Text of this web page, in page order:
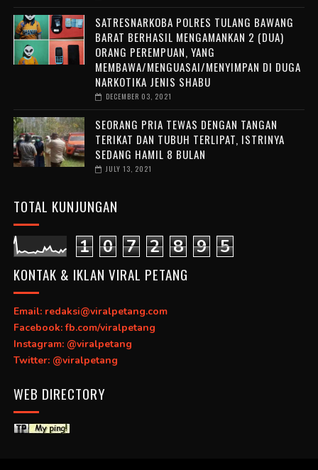
SATRESNARKOBA POLRES TULANG BAWANG
BARAT BERHASIL MENGAMANKAN 2 (DUA)
ORANG PEREMPUAN, YANG
MEMBAWA/MENGUASAI/MENYIMPAN DI DUGA
NARKOTIKA JENIS SHABU
DECEMBER 03, 2021
SEORANG PRIA TEWAS DENGAN TANGAN
TERIKAT DAN TUBUH TERLIPAT, ISTRINYA
SEDANG HAMIL 8 BULAN
JULY 13, 2021
TOTAL KUNJUNGAN
1 0 7 2 8 9 5
KONTAK & IKLAN VIRAL PETANG
Email: redaksi@viralpetang.com
Facebook: fb.com/viralpetang
Instagram: @viralpetang
Twitter: @viralpetang
WEB DIRECTORY